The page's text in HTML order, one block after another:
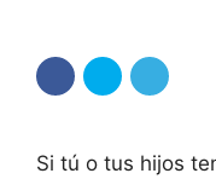
Si tú o tus hijos